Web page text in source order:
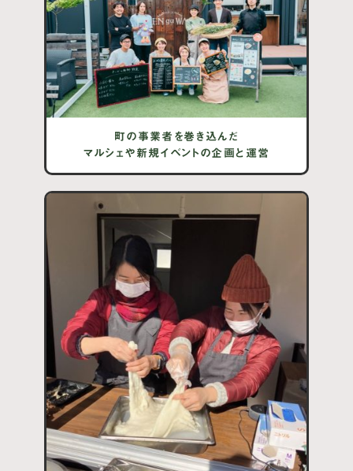
町の事業者を巻き込んだ
マルシェや新規イベントの企画と運営